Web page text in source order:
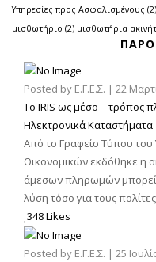
Υπηρεσίες προς Ασφαλισμένους (2)
μισθωτήριο (2) μισθωτήρια
Posted by Ε.Γ.Ε.Σ. | 22
Το IRIS ως μέσο – τρόπος
Ηλεκτρονικά Καταστήματα
Από το Γραφείο Τύπου του
Οικονομικών εκδόθηκε η
άμεσων πληρωμών μπορεί
λύση τόσο για τους
348 Likes
Posted by Ε.Γ.Ε.Σ. | 25